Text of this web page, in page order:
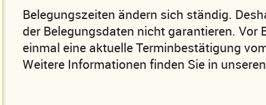
Belegungszeiten ändern sich ständig.
der Belegungsdaten nicht garantieren. Vor
einmal eine aktuelle Terminbestätigung
Weitere Informationen finden Sie in